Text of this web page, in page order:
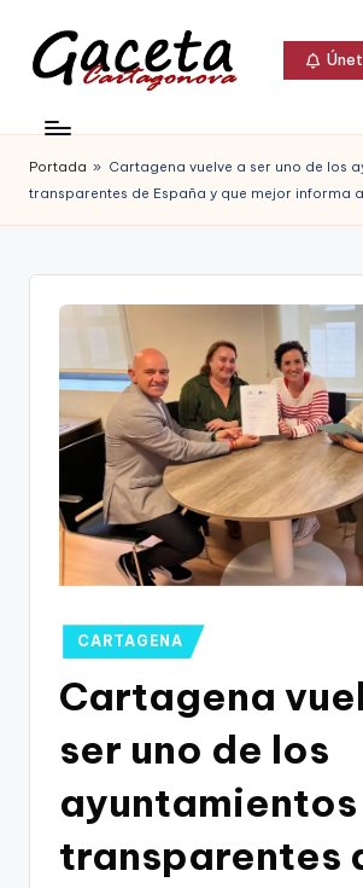
Saltar
contenido
c
e
t
Gaceta
Cartagonova,
La
que
Cartagena,
Cartagena,
Portada » Cartagena vuelve a ser uno de los
transparentes de España y que mejor informa
Publicado
en
CARTAGENA
Cartagena
ser uno de los
ayuntamientos
transparentes